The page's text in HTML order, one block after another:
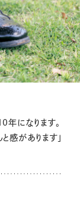
年になります。
感があります」